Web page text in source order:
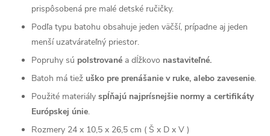
prispôsobená pre malé detské ručičky.
Podľa typu batohu obsahuje jeden väčší, prípadne aj jeden
menší uzatvárateľný priestor.
Popruhy sú polstrované a dĺžkovo nastaviteľné.
Batoh má tiež uško pre prenášanie v ruke, alebo zavesenie.
Použité materiály spĺňajú najprísnejšie normy a certifikáty
Európskej únie.
Rozmery 24 x 10,5 x 26,5 cm ( Š x D x V )